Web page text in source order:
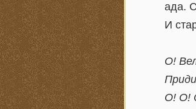
ада.
И
О!
О! О!